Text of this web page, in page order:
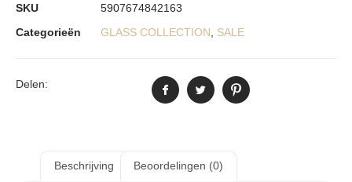
SKU
5907674842163
Categorieën
GLASS COLLECTION SALE
Delen:
Beschrijving Beoordelingen (0)